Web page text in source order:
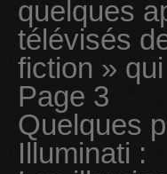
quelques
télévisés
fiction »
Page 3
Quelques
Illuminati :